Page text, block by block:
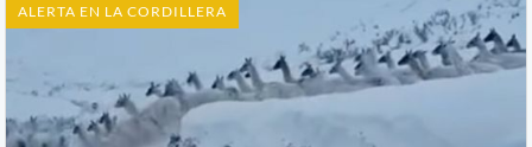
ALERTA EN LA CORDILLERA